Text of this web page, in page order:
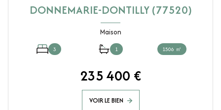
DONNEMARIE-DONTILLY (77520)
Maison
3 1 1506 ㎡
235 400 €
VOIR LE BIEN